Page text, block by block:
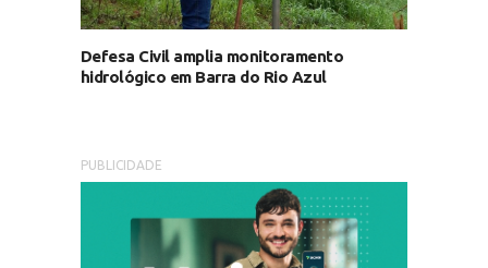
Defesa Civil amplia monitoramento
hidrológico em Barra do Rio Azul
PUBLICIDADE